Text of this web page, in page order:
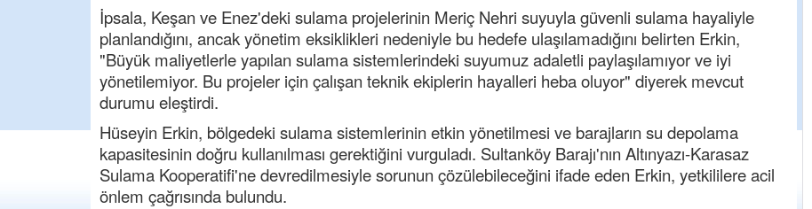
İpsala, Keşan ve Enez'deki sulama projelerinin Meriç Nehri suyuyla güvenli sulama hayaliyle
planlandığını, ancak yönetim eksiklikleri nedeniyle bu hedefe ulaşılamadığını belirten Erkin,
"Büyük maliyetlerle yapılan sulama sistemlerindeki suyumuz adaletli paylaşılamıyor ve iyi
yönetilemiyor. Bu projeler için çalışan teknik ekiplerin hayalleri heba oluyor" diyerek mevcut
durumu eleştirdi.
Hüseyin Erkin, bölgedeki sulama sistemlerinin etkin yönetilmesi ve barajların su depolama
kapasitesinin doğru kullanılması gerektiğini vurguladı. Sultanköy Barajı'nın Altınyazı-Karasaz
Sulama Kooperatifi'ne devredilmesiyle sorunun çözülebileceğini ifade eden Erkin, yetkililere acil
önlem çağrısında bulundu.
Ereğlili
Tebrikler başkanım ve yönetim kurulu, güzel
bir hizmet.Ereğlimizin terası sayenizde huzur
ve ahlak bulacak teşekkürler
Halil Aydın
Birol Şahin ülke hizmetine çeyrek asır
damgasını vurmuş siyasi geleneğin vücut
bulmuş hali yalpalamadan saf değiştirmeden